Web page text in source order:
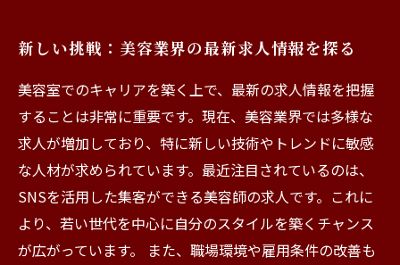
新しい挑戦：美容業界の最新求人情報を探る
美容室でのキャリアを築く上で、最新の求人情報を把握
することは非常に重要です。現在、美容業界では多様な
求人が増加しており、特に新しい技術やトレンドに敏感
な人材が求められています。最近注目されているのは、
SNSを活用した集客ができる美容師の求人です。これに
より、若い世代を中心に自分のスタイルを築くチャンス
が広がっています。 また、職場環境や雇用条件の改善も